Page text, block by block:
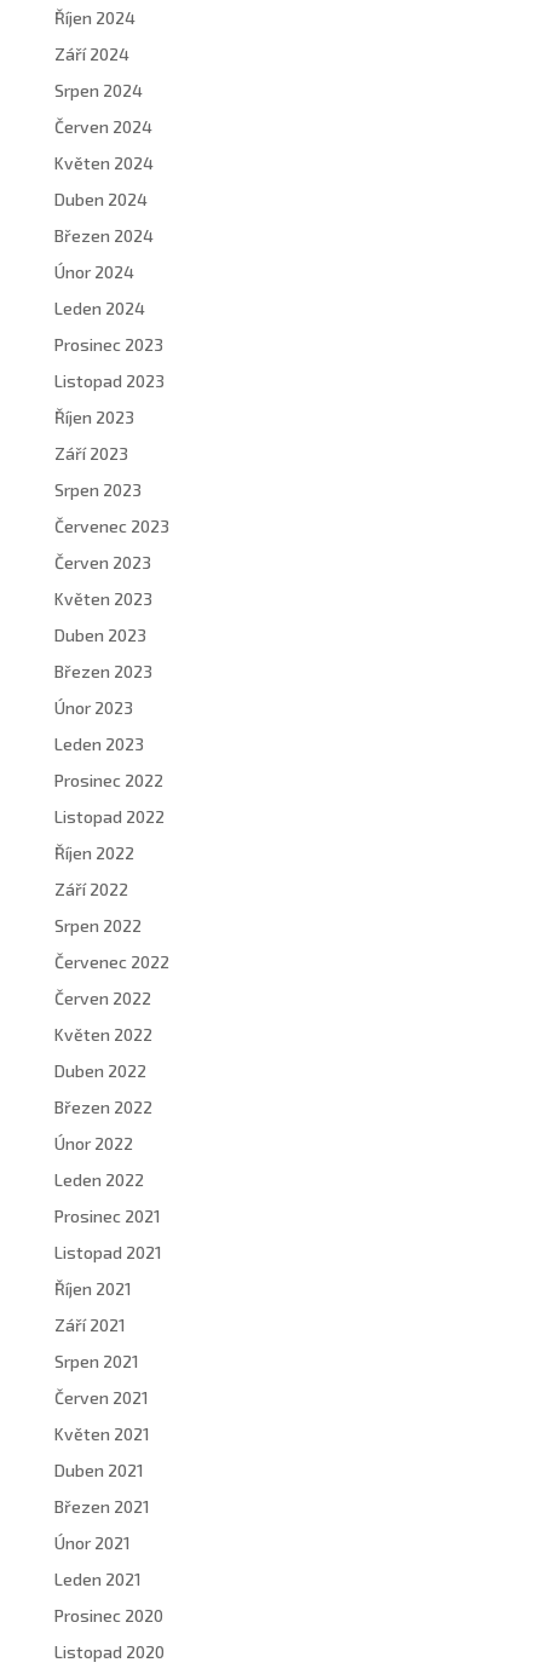
Říjen 2024
Září 2024
Srpen 2024
Červen 2024
Květen 2024
Duben 2024
Březen 2024
Únor 2024
Leden 2024
Prosinec 2023
Listopad 2023
Říjen 2023
Září 2023
Srpen 2023
Červenec 2023
Červen 2023
Květen 2023
Duben 2023
Březen 2023
Únor 2023
Leden 2023
Prosinec 2022
Listopad 2022
Říjen 2022
Září 2022
Srpen 2022
Červenec 2022
Červen 2022
Květen 2022
Duben 2022
Březen 2022
Únor 2022
Leden 2022
Prosinec 2021
Listopad 2021
Říjen 2021
Září 2021
Srpen 2021
Červen 2021
Květen 2021
Duben 2021
Březen 2021
Únor 2021
Leden 2021
Prosinec 2020
Listopad 2020